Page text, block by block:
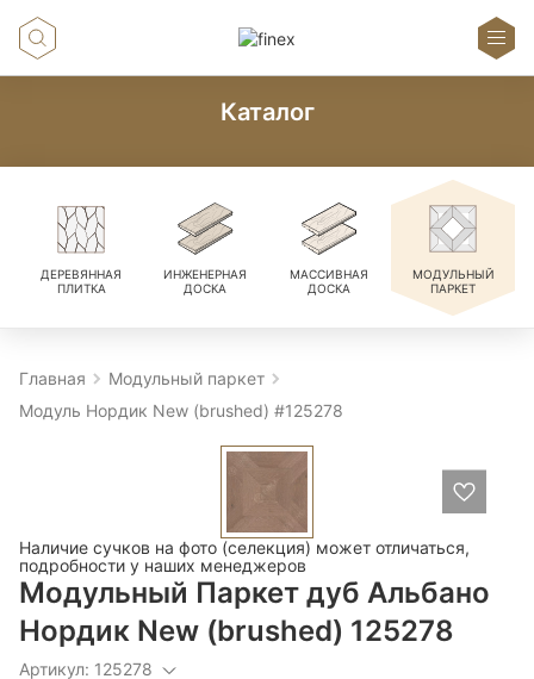
Каталог
ДЕРЕВЯННАЯ
ПЛИТКА
ИНЖЕНЕРНАЯ
ДОСКА
МАССИВНАЯ
ДОСКА
МОДУЛЬНЫЙ
ПАРКЕТ
Главная
Модульный паркет
Модуль Нордик New (brushed) #125278
Наличие сучков на фото (селекция) может отличаться,
подробности у наших менеджеров
Модульный Паркет дуб Альбано
Нордик New (brushed) 125278
Артикул: 125278